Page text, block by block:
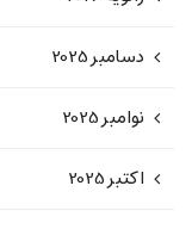
دسامبر 2025
نوامبر 2025
اکتبر 2025